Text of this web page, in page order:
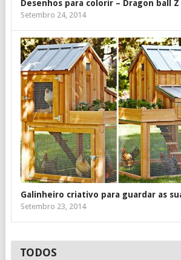
Desenhos para colorir – Dragon ball Z
Setembro 24, 2014
Galinheiro criativo para guardar as
Setembro 23, 2014
TODOS